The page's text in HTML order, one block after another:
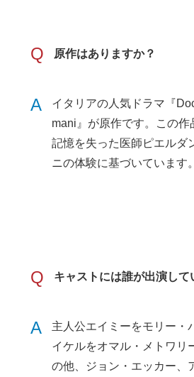
Q 原作はありますか？
A
イタリアの人気ドラマ『
mani』が原作です。この作
記憶を失った医師ピエルダ
ニの体験に基づいています。
Q キャストには誰が出演して
A
主人公エイミーをモリー・
イケルをオマル・メトワリ
の他、ジョン・エッカー、